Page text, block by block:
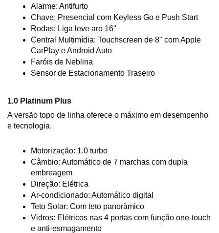
Alarme: Antifurto
Chave: Presencial com Keyless Go e Push Start
Rodas: Liga leve aro 16"
Central Multimídia: Touchscreen de 8" com Apple
CarPlay e Android Auto
Faróis de Neblina
Sensor de Estacionamento Traseiro
1.0 Platinum Plus
A versão topo de linha oferece o máximo em desempenho
e tecnologia.
Motorização: 1.0 turbo
Câmbio: Automático de 7 marchas com dupla
embreagem
Direção: Elétrica
Ar-condicionado: Automático digital
Teto Solar: Com teto panorâmico
Vidros: Elétricos nas 4 portas com função one-touch
e anti-esmagamento